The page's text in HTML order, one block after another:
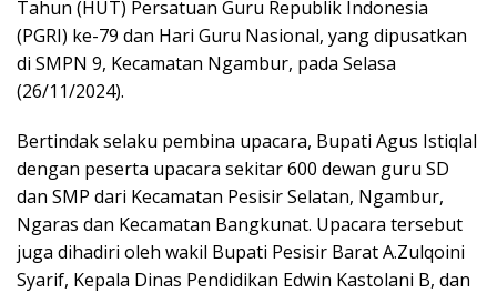
Tahun (HUT) Persatuan Guru Republik Indonesia
(PGRI) ke-79 dan Hari Guru Nasional, yang dipusatkan
di SMPN 9, Kecamatan Ngambur, pada Selasa
(26/11/2024).
Bertindak selaku pembina upacara, Bupati Agus Istiqlal
dengan peserta upacara sekitar 600 dewan guru SD
dan SMP dari Kecamatan Pesisir Selatan, Ngambur,
Ngaras dan Kecamatan Bangkunat. Upacara tersebut
juga dihadiri oleh wakil Bupati Pesisir Barat A.Zulqoini
Syarif, Kepala Dinas Pendidikan Edwin Kastolani B, dan